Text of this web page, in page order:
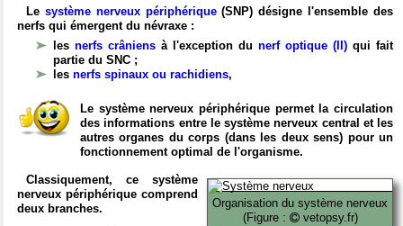
Le système nerveux périphérique(SNP) désigne l'ensemble des
nerfs qui émergent du névraxe :
les nerfs crâniens à l'exception du nerf optique (II) qui fait
partie du SNC ;
les nerfs spinaux ou rachidiens,
Le système nerveux périphérique permet la circulation
des informations entre le système nerveux central et les
autres organes du corps (dans les deux sens) pour un
fonctionnement optimal de l'organisme.
Organisation du système nerveux
(Figure :
vetopsy.fr)
Classiquement, ce système
nerveux périphérique comprend
deux branches.